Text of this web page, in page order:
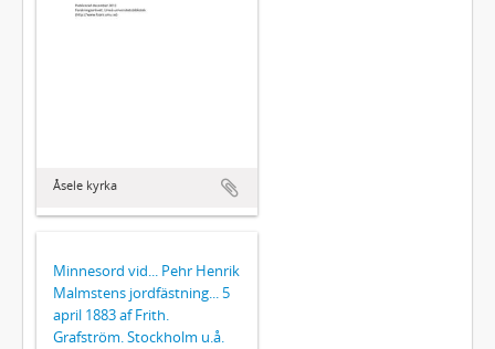
Åsele kyrka
Minnesord vid... Pehr Henrik
Malmstens jordfästning... 5
april 1883 af Frith.
Grafström. Stockholm u.å.